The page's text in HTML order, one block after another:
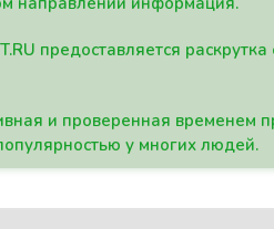
предоставляется
и проверенная временем
у многих людей.